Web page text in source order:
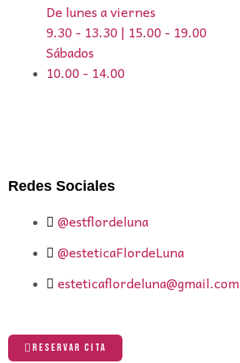
De lunes a viernes
9.30 - 13.30 | 15.00 - 19.00
Sábados
10.00 - 14.00
Redes Sociales
@estflordeluna
@esteticaFlordeLuna
esteticaflordeluna@gmail.com
RESERVAR CITA